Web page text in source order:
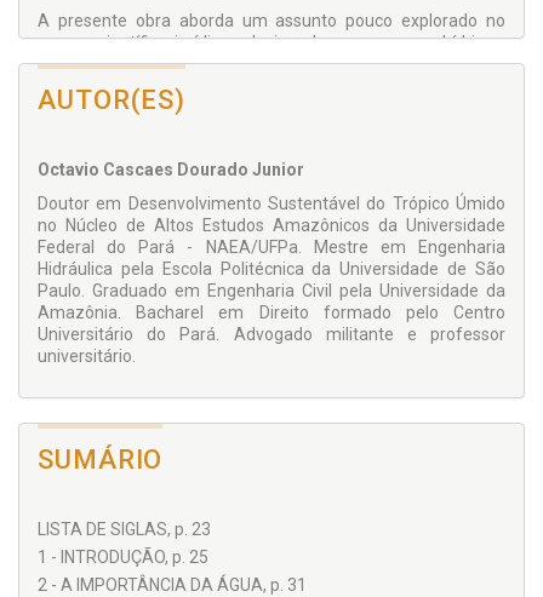
A presente obra aborda um assunto pouco explorado no
campo científico jurídico relacionado aos recursos hídricos,
onde há a apresentação de princípios jurídicos pertinentes ao
tema e o escopo legislativo nos países amazônicos. Nesse
diapasão, a análise ocorre no sentido de entremear os
legislação e a sua possibilidade de aplicação em conjunto
nesta região tão importante no contexto ambiental mundial.
AUTOR(ES)
Octavio Cascaes Dourado Junior
Doutor em Desenvolvimento Sustentável do Trópico Úmido
no Núcleo de Altos Estudos Amazônicos da Universidade
Federal do Pará - NAEA/UFPa. Mestre em Engenharia
Hidráulica pela Escola Politécnica da Universidade de São
Paulo. Graduado em Engenharia Civil pela Universidade da
Amazônia. Bacharel em Direito formado pelo Centro
Universitário do Pará. Advogado militante e professor
universitário.
SUMÁRIO
LISTA DE SIGLAS, p. 23
1 - INTRODUÇÃO, p. 25
2 - A IMPORTÂNCIA DA ÁGUA, p. 31